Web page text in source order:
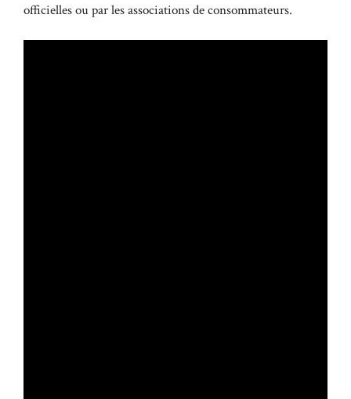
officielles ou par les associations de consommateurs.